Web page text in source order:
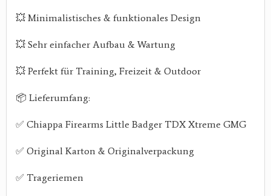
💥 Minimalistisches & funktionales Design
💥 Sehr einfacher Aufbau & Wartung
💥 Perfekt für Training, Freizeit & Outdoor
📦 Lieferumfang:
✅ Chiappa Firearms Little Badger TDX Xtreme GMG
✅ Original Karton & Originalverpackung
✅ Trageriemen